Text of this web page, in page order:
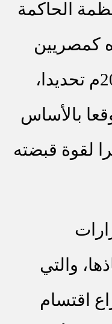
الحاكمة
كمصريين
في حراك سبتمبر 2020م تحديدا،
بالأساس
لقوة قبضته
والتي
اقتسام